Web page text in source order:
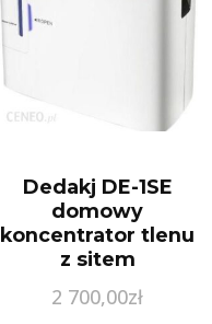
Dedakj DE-1SE
domowy
koncentrator tlenu
z sitem
sztuka
2 700,00zł